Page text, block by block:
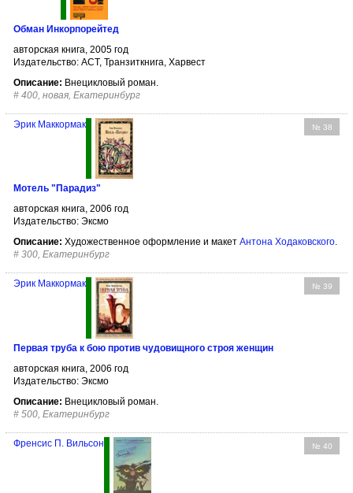
Обман Инкорпорейтед
авторская книга, 2005 год
Издательство: АСТ, Транзиткнига, Харвест
Описание: Внецикловый роман.
# 400, новая, Екатеринбург
№ 38
Эрик Маккормак
Мотель "Парадиз"
авторская книга, 2006 год
Издательство: Эксмо
Описание: Художественное оформление и макет Антона Ходаковского.
# 300, Екатеринбург
№ 39
Эрик Маккормак
Первая труба к бою против чудовищного строя женщин
авторская книга, 2006 год
Издательство: Эксмо
Описание: Внецикловый роман.
# 500, Екатеринбург
№ 40
Френсис П. Вильсон